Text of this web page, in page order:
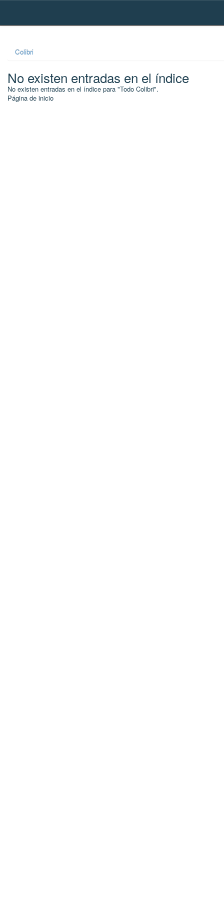
Skip
Colibri
No existen entradas en el índice
No existen entradas en el índice para "Todo Colibri".
Página de inicio